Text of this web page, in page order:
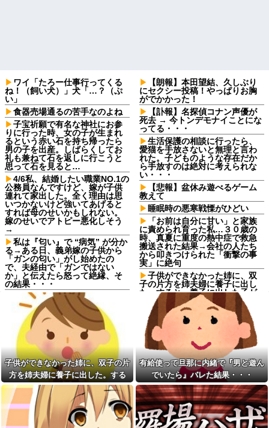
ワイ「たろー仕事行ってくる
ね！（飼い犬）」犬「…？（ぷ
い」
食器売場通るの苦手なのよね
子宝祈願で有名な神社にお参
りに行った時、女の子が生まれ
るという赤い石を持ち帰ったら
男の子を出産。しばらくしてお
礼も兼ねて石を返しに行こうと
思って石を見ると…
4/6私、結婚したい職業NO.1の
公務員なんですけど、嫁が子供
連れて家出した。全く理由は思
いつかないけど強いてあげると
すれば母のせいかもしれない。
嫁のせいでアトピー悪化しそう
→
私は『匂い』で “病気” が分か
る→ある日、義弟嫁の子供から
「ガンの匂い」がし始めたの
で、夫経由で「ガンではない
か」と伝えたら怒って絶縁、そ
の結果・・・
シャウエッセン公式、またこ
ういうのでいい丼をポスト
ダイアンのじゃない方がユー
スケさんになってしまっている
という事実←これ
女「43億円注文して………キ
ャンセルっと！」←こいつの目
的
【画像】愛知の半グレ、怖す
ぎる→御尊顔がこちら…
【驚愕】マチアプで会った外
国人からまさかの『こう』言わ
れたんやがこれワイ詰み
か？？？？？？？
【朗報】本田望結、久しぶり
にセクシー投稿！やっぱりお胸
がでかかった！
【訃報】名探偵コナン声優が
死去 → 今トンデモナイことにな
ってる・・・
生活保護の相談に行ったら、
愛猫を手放さないと無理と言わ
れた。子どものような存在だか
ら手放すのは絶対に考えられな
い・・・
【悲報】盆休み遊べるゲーム
教えて
睡眠時の悪寒戦慄がひどい
「お前は自分に甘い」と家族
に責められ育った私…３０歳の
時、真夏に重度の熱中症で救急
搬送された結果→会社の人たち
から叩きつけられた「衝撃の事
実」に絶句
子供ができなかった姉に、双
子の片方を姉夫婦に養子に出し
た。すると、養子に出した子が
すごく礼儀正しくてビックリ
「お前は自分に甘い」と家族
に責められ育った私…３０歳の
時、真夏に重度の熱中症で救急
搬送された結果→会社の人たち
から叩きつけられた「衝撃の事
実」に絶句
【悔しい】トメ「嫁子のお父
さんそんなに頑張ってるのにボ
ーナスが減ったり大変ねぇ」私
の自慢の父をバカにし始めた→
【結婚式当日に】義妹の不倫
を暴露した私。でも旦那が援助
したいと言い出して…ｗｗｗ
子供ができなかった姉に、双子の片
方を姉夫婦に養子に出した。する
と、養子に出した子がすごく礼儀正
しくてビックリ
有給使って旦那に内緒で『男と遊ん
でいたら』バレた結果・・・